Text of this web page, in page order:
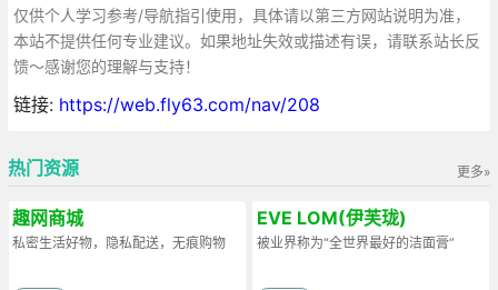
仅供个人学习参考/导航指引使用，具体请以第三方网站说明为准，
本站不提供任何专业建议。如果地址失效或描述有误，请联系站长反
馈～感谢您的理解与支持！
链接: https://web.fly63.com/nav/208
更多»
热门资源
趣网商城
私密生活好物，隐私配送，无痕购物
EVE LOM(伊芙珑)
被业界称为“全世界最好的洁面膏”